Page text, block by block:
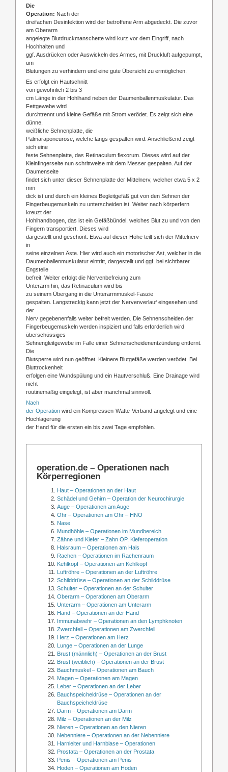
Die
Operation: Nach der
dreifachen Desinfektion wird der betroffene Arm abgedeckt. Die zuvor
am Oberarm
angelegte Blutdruckmanschette wird kurz vor dem Eingriff, nach
Hochhalten und
ggf. Ausdrücken oder Auswickeln des Armes, mit Druckluft aufgepumpt,
um
Blutungen zu verhindern und eine gute Übersicht zu ermöglichen.
Es erfolgt ein Hautschnitt
von gewöhnlich 2 bis 3
cm Länge in der Hohlhand neben der Daumenballenmuskulatur. Das
Fettgewebe wird
durchtrennt und kleine Gefäße mit Strom verödet. Es zeigt sich eine
dünne,
weißliche Sehnenplatte, die
Palmaraponeurose, welche längs gespalten wird. Anschließend zeigt
sich eine
feste Sehnenplatte, das Retinaculum flexorum. Dieses wird auf der
Kleinfingerseite nun schrittweise mit dem Messer gespalten. Auf der
Daumenseite
findet sich unter dieser Sehnenplatte der Mittelnerv, welcher etwa 5 x 2
mm
dick ist und durch ein kleines Begleitgefäß gut von den Sehnen der
Fingerbeugemuskeln zu unterscheiden ist. Weiter nach körperfern
kreuzt der
Hohlhandbogen, das ist ein Gefäßbündel, welches Blut zu und von den
Fingern transportiert. Dieses wird
dargestellt und geschont. Etwa auf dieser Höhe teilt sich der Mittelnerv
in
seine einzelnen Äste. Hier wird auch ein motorischer Ast, welcher in die
Daumenballenmuskulatur eintritt, dargestellt und ggf. bei sichtbarer
Engstelle
befreit. Weiter erfolgt die Nervenbefreiung zum
Unterarm hin, das Retinaculum wird bis
zu seinem Übergang in die Unterarmmuskel-Faszie
gespalten. Langstreckig kann jetzt der Nervenverlauf eingesehen und
der
Nerv gegebenenfalls weiter befreit werden. Die Sehnenscheiden der
Fingerbeugemuskeln werden inspiziert und falls erforderlich wird
überschüssiges
Sehnengleitgewebe im Falle einer Sehnenscheidenentzündung entfernt.
Die
Blutsperre wird nun geöffnet. Kleinere Blutgefäße werden verödet. Bei
Bluttrockenheit
erfolgen eine Wundspülung und ein Hautverschluß. Eine Drainage wird
nicht
routinemäßig eingelegt, ist aber manchmal sinnvoll.
Nach
der Operation wird ein Kompressen-Watte-Verband angelegt und eine
Hochlagerung
der Hand für die ersten ein bis zwei Tage empfohlen.
operation.de – Operationen nach
Körperregionen
Haut – Operationen an der Haut
Schädel und Gehirn – Operation der Neurochirurgie
Auge – Operationen am Auge
Ohr – Operationen am Ohr – HNO
Nase
Mundhöhle – Operationen im Mundbereich
Zähne und Kiefer – Zahn OP, Kieferoperation
Halsraum – Operationen am Hals
Rachen – Operationen im Rachenraum
Kehlkopf – Operationen am Kehlkopf
Luftröhre – Operationen an der Luftröhre
Schilddrüse – Operationen an der Schilddrüse
Schulter – Operationen an der Schulter
Oberarm – Operationen am Oberarm
Unterarm – Operationen am Unterarm
Hand – Operationen an der Hand
Immunabwehr – Operationen an den Lymphknoten
Zwerchfell – Operationen am Zwerchfell
Herz – Operationen am Herz
Lunge – Operationen an der Lunge
Brust (männlich) – Operationen an der Brust
Brust (weiblich) – Operationen an der Brust
Bauchmuskel – Operationen am Bauch
Magen – Operationen am Magen
Leber – Operationen an der Leber
Bauchspeicheldrüse – Operationen an der
Bauchspeicheldrüse
Darm – Operationen am Darm
Milz – Operationen an der Milz
Nieren – Operationen an den Nieren
Nebenniere – Operationen an der Nebenniere
Harnleiter und Harnblase – Operationen
Prostata – Operationen an der Prostata
Penis – Operationen am Penis
Hoden – Operationen am Hoden